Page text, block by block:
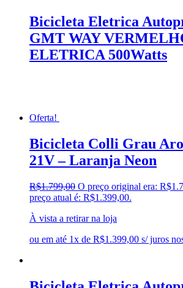
Bicicleta Eletrica
GMT WAY
ELETRICA 500Watts
Oferta!
Bicicleta Colli Grau Aro
21V – Laranja Neon
R$1.799,00 O preço original era:
preço atual é: R$1.399,00.
À vista a retirar na loja
ou em até 1x de R$1.399,00 s/ juros